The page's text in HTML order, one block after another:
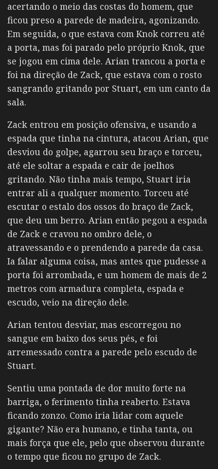
acertando o meio das costas do homem, que
ficou preso a parede de madeira, agonizando.
Em seguida, o que estava com Knok correu até
a porta, mas foi parado pelo próprio Knok, que
se jogou em cima dele. Arian trancou a porta e
foi na direção de Zack, que estava com o rosto
sangrando gritando por Stuart, em um canto da
sala.
Zack entrou em posição ofensiva, e usando a
espada que tinha na cintura, atacou Arian, que
desviou do golpe, agarrou seu braço e torceu,
até ele soltar a espada e cair de joelhos
gritando. Não tinha mais tempo, Stuart iria
entrar ali a qualquer momento. Torceu até
escutar o estalo dos ossos do braço de Zack,
que deu um berro. Arian então pegou a espada
de Zack e cravou no ombro dele, o
atravessando e o prendendo a parede da casa.
Ia falar alguma coisa, mas antes que pudesse a
porta foi arrombada, e um homem de mais de 2
metros com armadura completa, espada e
escudo, veio na direção dele.
Arian tentou desviar, mas escorregou no
sangue em baixo dos seus pés, e foi
arremessado contra a parede pelo escudo de
Stuart.
Sentiu uma pontada de dor muito forte na
barriga, o ferimento tinha reaberto. Estava
ficando zonzo. Como iria lidar com aquele
gigante? Não era humano, e tinha tanta, ou
mais força que ele, pelo que observou durante
o tempo que ficou no grupo de Zack.